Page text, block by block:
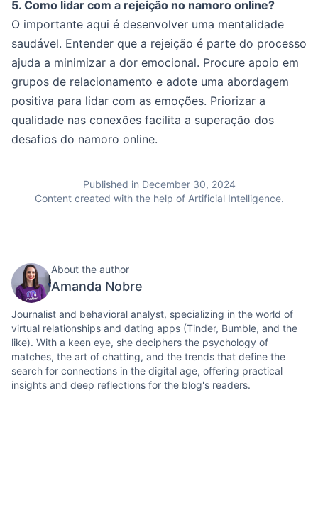
5. Como lidar com a rejeição no namoro online?
O importante aqui é desenvolver uma mentalidade
saudável. Entender que a rejeição é parte do processo
ajuda a minimizar a dor emocional. Procure apoio em
grupos de relacionamento e adote uma abordagem
positiva para lidar com as emoções. Priorizar a
qualidade nas conexões facilita a superação dos
desafios do namoro online.
Published in December 30, 2024
Content created with the help of Artificial Intelligence.
About the author
Amanda Nobre
Journalist and behavioral analyst, specializing in the world of
virtual relationships and dating apps (Tinder, Bumble, and the
like). With a keen eye, she deciphers the psychology of
matches, the art of chatting, and the trends that define the
search for connections in the digital age, offering practical
insights and deep reflections for the blog's readers.